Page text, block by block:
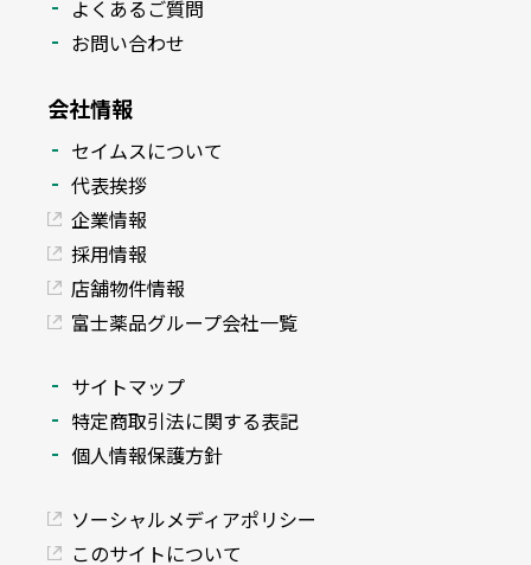
よくあるご質問
お問い合わせ
会社情報
セイムスについて
代表挨拶
企業情報
採用情報
店舗物件情報
富士薬品グループ会社一覧
サイトマップ
特定商取引法に関する表記
個人情報保護方針
ソーシャルメディアポリシー
このサイトについて